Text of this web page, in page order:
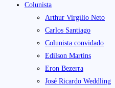
Colunista
Arthur Virgílio Neto
Carlos Santiago
Colunista convidado
Edilson Martins
Eron Bezerra
José Ricardo Weddling